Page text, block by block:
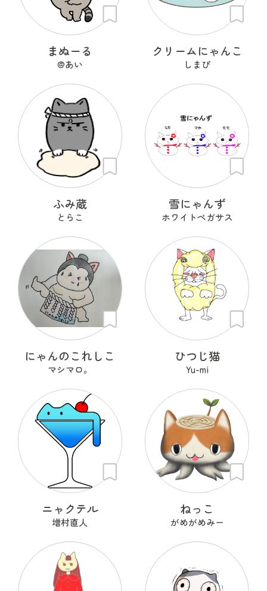
まぬーる
@あい
クリームにゃんこ
しまぴ
ふみ蔵
とらこ
雪にゃんず
ホワイトペガサス
にゃんのこれしこ
マシマロ。
ひつじ猫
Yu-mi
ニャクテル
増村直人
ねっこ
がめがめみー